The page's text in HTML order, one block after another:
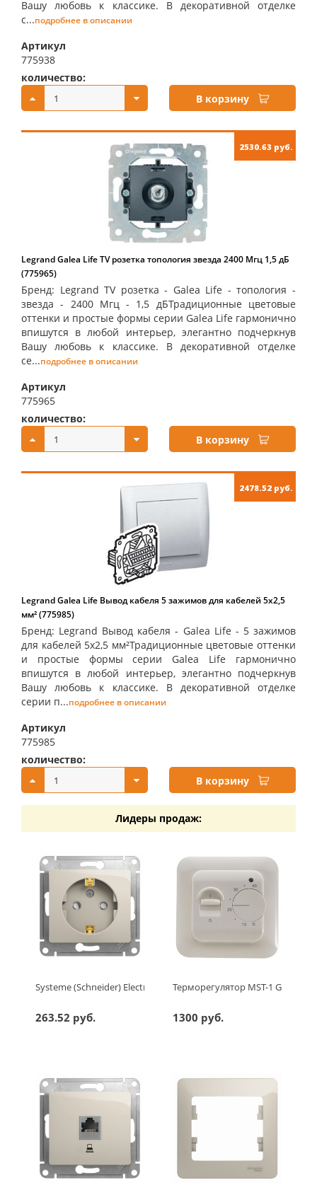
Вашу любовь к классике. В декоративной отделке
с...подробнее в описании
Артикул
775938
количество:
В корзину
2530.63 руб.
Legrand Galea Life TV розетка топология звезда 2400 Мгц 1,5 дБ
(775965)
Бренд: Legrand TV розетка - Galea Life - топология -
звезда - 2400 Мгц - 1,5 дБТрадиционные цветовые
оттенки и простые формы серии Galea Life гармонично
впишутся в любой интерьер, элегантно подчеркнув
Вашу любовь к классике. В декоративной отделке
се...подробнее в описании
Артикул
775965
количество:
В корзину
2478.52 руб.
Legrand Galea Life Вывод кабеля 5 зажимов для кабелей 5x2,5
мм² (775985)
Бренд: Legrand Вывод кабеля - Galea Life - 5 зажимов
для кабелей 5x2,5 мм²Традиционные цветовые оттенки
и простые формы серии Galea Life гармонично
впишутся в любой интерьер, элегантно подчеркнув
Вашу любовь к классике. В декоративной отделке
серии п...подробнее в описании
Артикул
775985
количество:
В корзину
Лидеры продаж:
Systeme (Schneider) Electric GLOSSA РОЗЕТКА с
263.52 руб.
Терморегулятор MST-1 Grand
1300 руб.